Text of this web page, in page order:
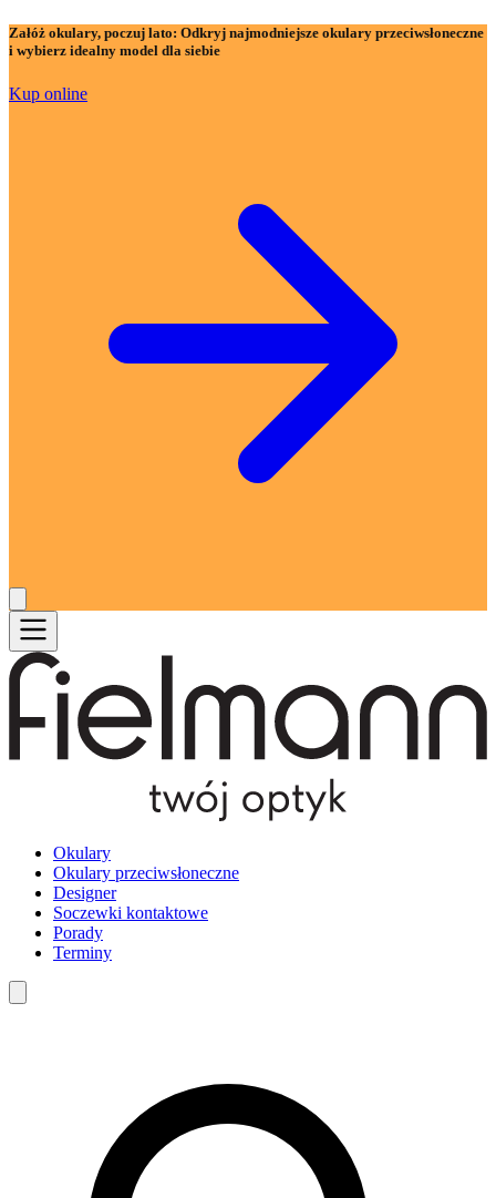
Załóż okulary, poczuj lato: Odkryj najmodniejsze okulary przeciwsłoneczne
i wybierz idealny model dla siebie
Kup online
Okulary
Okulary przeciwsłoneczne
Designer
Soczewki kontaktowe
Porady
Terminy